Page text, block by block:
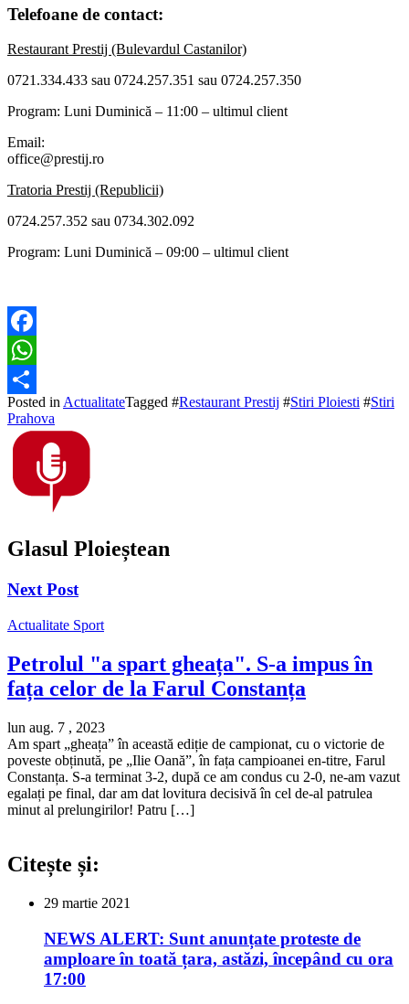
Telefoane de contact:
Restaurant Prestij (Bulevardul Castanilor)
0721.334.433 sau 0724.257.351 sau 0724.257.350
Program: Luni Duminică – 11:00 – ultimul client
Email:
office@prestij.ro
Tratoria Prestij (Republicii)
0724.257.352 sau 0734.302.092
Program: Luni Duminică – 09:00 – ultimul client
Facebook
WhatsApp
Partajează
Posted in ActualitateTagged #Restaurant Prestij #Stiri Ploiesti #Stiri
Prahova
Glasul Ploieștean
Next Post
Actualitate Sport
Petrolul "a spart gheața". S-a impus în
fața celor de la Farul Constanța
lun aug. 7 , 2023
Am spart „gheața” în această ediție de campionat, cu o victorie de
poveste obținută, pe „Ilie Oană”, în fața campioanei en-titre, Farul
Constanța. S-a terminat 3-2, după ce am condus cu 2-0, ne-am vazut
egalați pe final, dar am dat lovitura decisivă în cel de-al patrulea
minut al prelungirilor! Patru […]
Citește și:
29 martie 2021
NEWS ALERT: Sunt anunțate proteste de
amploare în toată țara, astăzi, începând cu ora
17:00